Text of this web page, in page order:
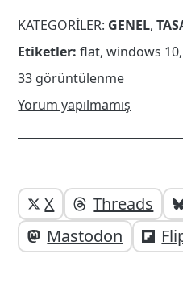
KATEGORILER: GENEL,
Etiketler: flat,windows 10
33 görüntülenme
Yorum yapılmamış
Yazı
altı
elemanları
Yazıyı
X Threads
Mastodon